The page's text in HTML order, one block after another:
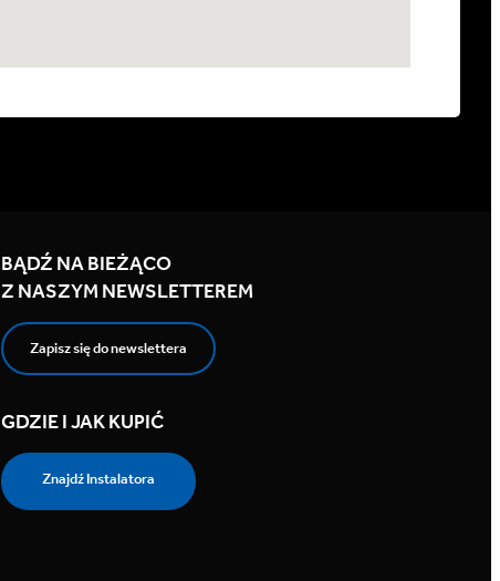
BĄDŹ NA BIEŻĄCO
Z NASZYM NEWSLETTEREM
Zapisz się do newslettera
GDZIE I JAK KUPIĆ
Znajdź Instalatora